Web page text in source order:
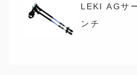
LEKI AGサ
ンチ